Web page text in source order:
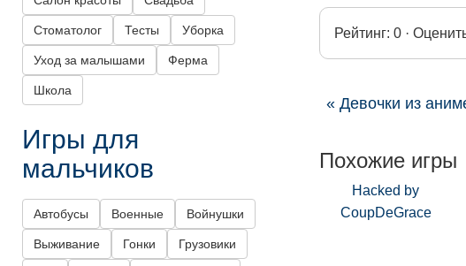
Рейтинг: 0 ·
« Девочки из
Похожие игры
Hacked by
CoupDeGrace
Стоматолог Тесты Уборка
Уход за малышами Ферма
Школа
Игры для
мальчиков
Автобусы Военные Войнушки
Выживание Гонки Грузовики